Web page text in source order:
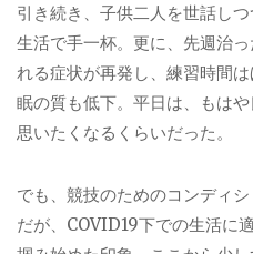
引き続き、子供二人を世話し
生活で手一杯。更に、先週治
れる症状が再発し、練習時間
眠の質も低下。平日は、もは
思いたくなるくらいだった。
でも、競技のためのコンディ
だが、COVID19下での生活に